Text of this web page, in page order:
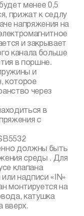
менее 0,5
прижат к седлу
напряжения на
и закрывает
канала больше
в поршне.
и
которое
через
в
с
должны быть
среды . Для
клапана
надписи «IN»
монтируется на
катушка
вверх.